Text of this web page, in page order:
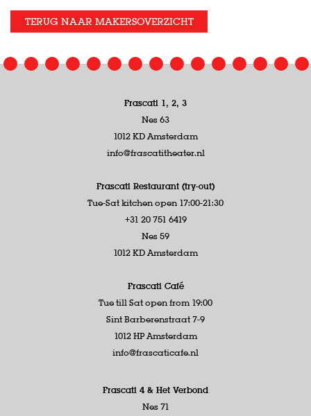
TERUG NAAR MAKERSOVERZICHT
Frascati 1, 2, 3
Nes 63
1012 KD Amsterdam
info@frascatitheater.nl
Frascati Restaurant (try-out)
Tue-Sat kitchen open 17:00-21:30
+31 20 751 6419
Nes 59
1012 KD Amsterdam
Frascati Café
Tue till Sat open from 19:00
Sint Barberenstraat 7-9
1012 HP Amsterdam
info@frascaticafe.nl
Frascati 4 & Het Verbond
Nes 71